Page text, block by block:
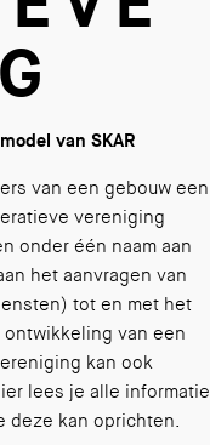
van SKAR
van een gebouw een
vereniging
onder één naam aan
het aanvragen van
tot en met het
van een
kan ook
lees je alle informatie
deze kan oprichten.